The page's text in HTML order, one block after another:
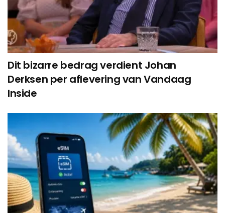
Dit bizarre bedrag verdient Johan
Derksen per aflevering van Vandaag
Inside